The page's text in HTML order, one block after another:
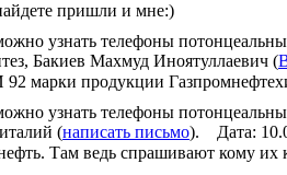
пришли и мне:)
узнать телефоны
Бакиев Махмуд Иноятуллаевич (
92 марки продукции
узнать телефоны
(написать письмо). Дата:
Там ведь спрашивают кому их